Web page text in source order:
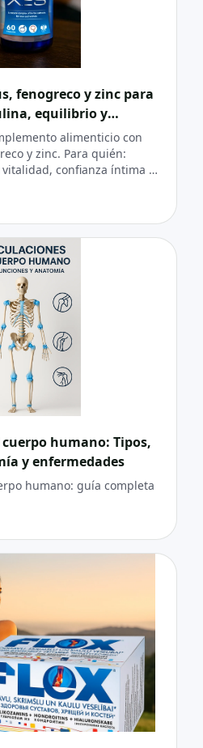
fenogreco y zinc para
equilibrio y
Para quién:
confianza íntima y
la tarde/noche (o 2
+ hábitos (sueño, agua,
X.ES®
ni trata enfermedades
síntomas urinarios,
humano: Tipos,
y enfermedades
humano: guía completa